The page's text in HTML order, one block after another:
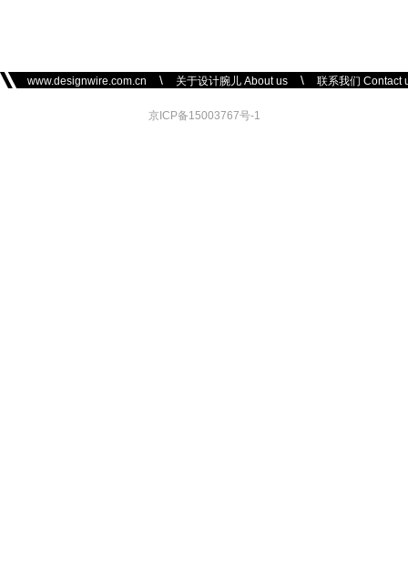
www.designwire.com.cn \ 关于设计腕儿 About us \ 联系我们 Contact
京ICP备15003767号-1